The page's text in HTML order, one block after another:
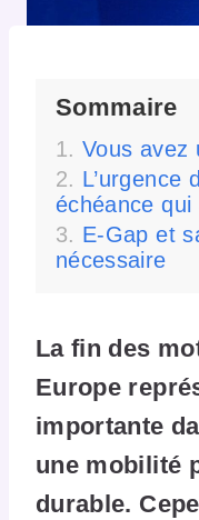
Sommaire
Vous avez
L’urgence
échéance
E-Gap et
nécessaire
La fin des
Europe
importante
une mobilité
durable.